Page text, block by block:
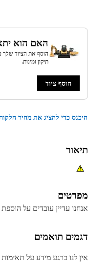
האם הוא
הוסף את הציוד שלך
תיקון זמינות.
הוסף ציוד
כדי להציג את מחיר הלקוח
עדיין עובדים על הוספת
תואמים
לנו כרגע מידע על תאימות